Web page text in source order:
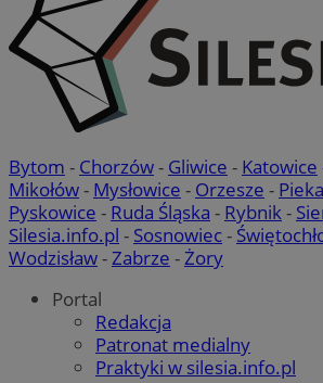
Bytom - Chorzów- Gliwice - Katowice
Mikołów- Mysłowice - Orzesze -
Pyskowice - Ruda Śląska - Rybnik-
Silesia.info.pl - Sosnowiec-
Wodzisław-Zabrze -Żory
Portal
Redakcja
Patronat medialny
Praktyki w silesia.info.pl